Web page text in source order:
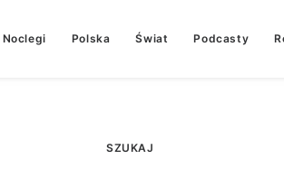
Noclegi Polska Świat Podcasty
SZUKAJ